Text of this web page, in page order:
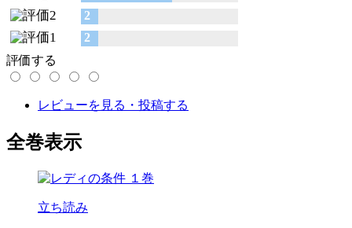
2
2
評価する
レビューを見る・投稿する
全巻表示
立ち読み